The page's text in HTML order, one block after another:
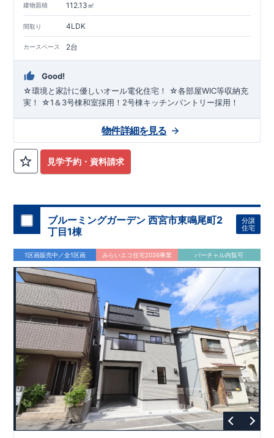
建物面積 112.13㎡
間取り 4LDK
カースペース 2台
Good!
☆環境と家計に優しいオール電化住宅！ ☆各部屋WIC等収納充
実！ ☆1＆3号棟和室採用！2号棟キッチンパントリー採用！
見学予約・資料請求
物件詳細を見る
ブルーミングガーデン 西宮市東鳴尾町2
丁目1棟
分譲
住宅
1区画販売中／全1区画 みらいエコ住宅2026事業 バーチャル内覧可